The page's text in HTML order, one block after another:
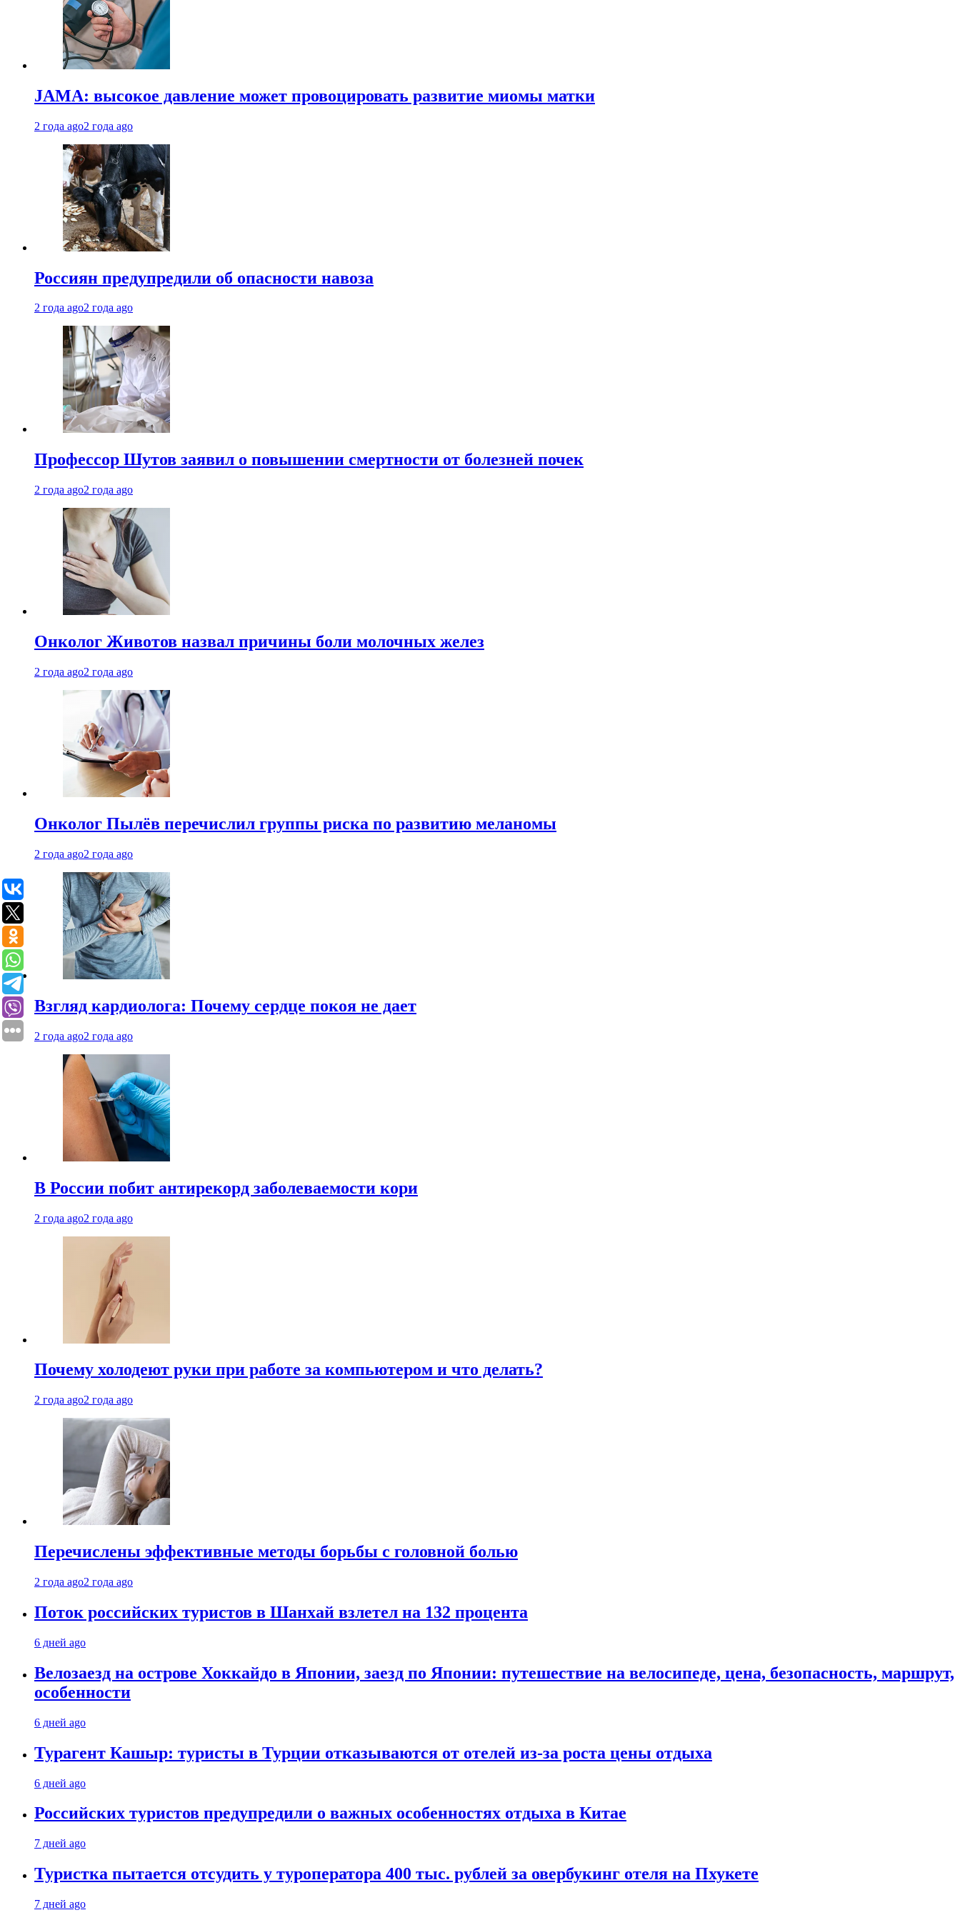
JAMA: высокое давление может провоцировать развитие миомы матки
2 года ago2 года ago
Россиян предупредили об опасности навоза
2 года ago2 года ago
Профессор Шутов заявил о повышении смертности от болезней почек
2 года ago2 года ago
Онколог Животов назвал причины боли молочных желез
2 года ago2 года ago
Онколог Пылёв перечислил группы риска по развитию меланомы
2 года ago2 года ago
Взгляд кардиолога: Почему сердце покоя не дает
2 года ago2 года ago
В России побит антирекорд заболеваемости кори
2 года ago2 года ago
Почему холодеют руки при работе за компьютером и что делать?
2 года ago2 года ago
Перечислены эффективные методы борьбы с головной болью
2 года ago2 года ago
Поток российских туристов в Шанхай взлетел на 132 процента
6 дней ago
Велозаезд на острове Хоккайдо в Японии, заезд по Японии: путешествие на велосипеде, цена, безопасность, маршрут,
особенности
6 дней ago
Турагент Кашыр: туристы в Турции отказываются от отелей из-за роста цены отдыха
6 дней ago
Российских туристов предупредили о важных особенностях отдыха в Китае
7 дней ago
Туристка пытается отсудить у туроператора 400 тыс. рублей за овербукинг отеля на Пхукете
7 дней ago